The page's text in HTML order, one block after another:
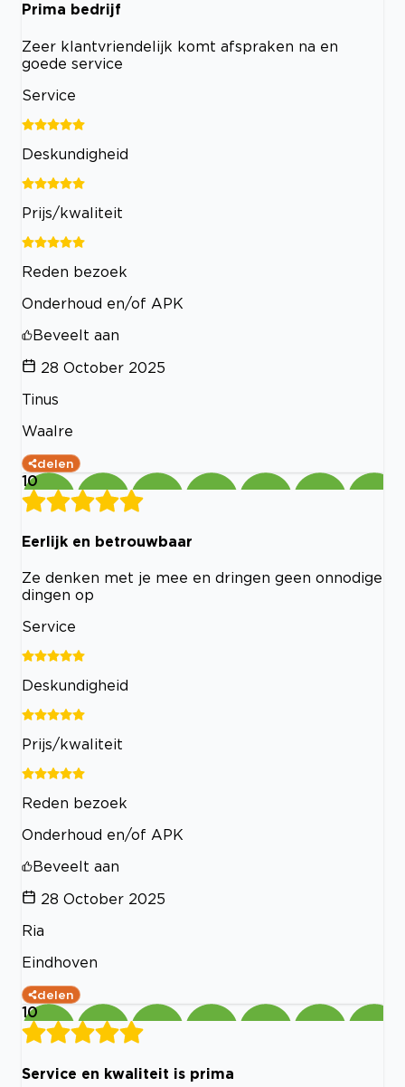
Prima bedrijf
Zeer klantvriendelijk komt afspraken na en
goede service
Service
Deskundigheid
Prijs/kwaliteit
Reden bezoek
Onderhoud en/of APK
Beveelt aan
28 October 2025
Tinus
Waalre
delen
10
Eerlijk en betrouwbaar
Ze denken met je mee en dringen geen onnodige
dingen op
Service
Deskundigheid
Prijs/kwaliteit
Reden bezoek
Onderhoud en/of APK
Beveelt aan
28 October 2025
Ria
Eindhoven
delen
10
Service en kwaliteit is prima